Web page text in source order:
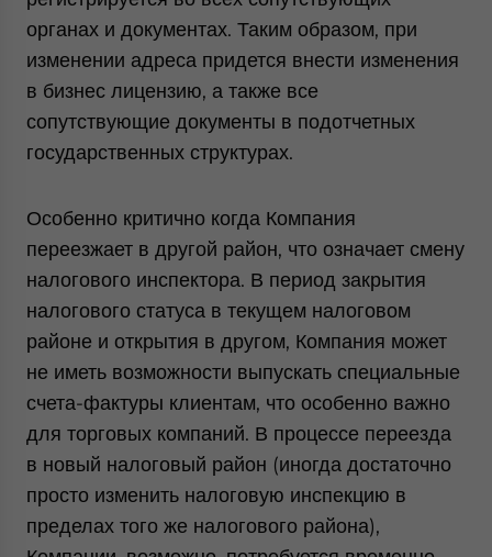
органах и документах. Таким образом, при
изменении адреса придется внести изменения
в бизнес лицензию, а также все
сопутствующие документы в подотчетных
государственных структурах.
Особенно критично когда Компания
переезжает в другой район, что означает смену
налогового инспектора. В период закрытия
налогового статуса в текущем налоговом
районе и открытия в другом, Компания может
не иметь возможности выпускать специальные
счета-фактуры клиентам, что особенно важно
для торговых компаний. В процессе переезда
в новый налоговый район (иногда достаточно
просто изменить налоговую инспекцию в
пределах того же налогового района),